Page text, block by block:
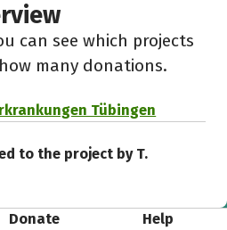
can see which projects
many donations.
Tübingen
to the project by T.
Donate Help